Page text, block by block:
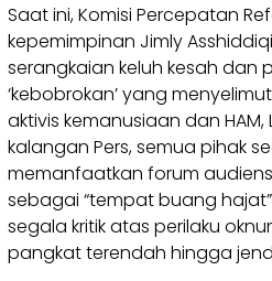
Saat ini, Komisi Percepatan
kepemimpinan Jimly
serangkaian keluh kesah dan
‘kebobrokan’ yang
aktivis kemanusiaan dan HAM,
kalangan Pers, semua pihak
memanfaatkan forum
sebagai “tempat buang
segala kritik atas perilaku
pangkat terendah hingga